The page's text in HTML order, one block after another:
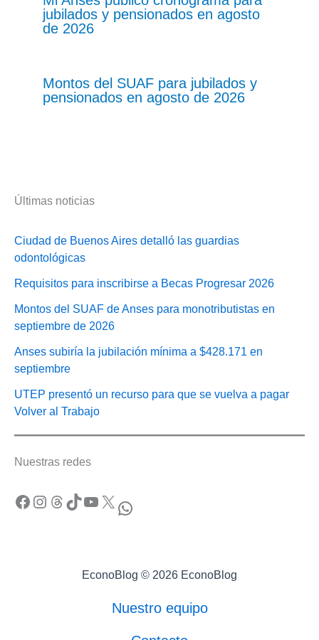
jubilados y pensionados en agosto
de 2026
Montos del SUAF para jubilados y
pensionados en agosto de 2026
Últimas noticias
Ciudad de Buenos Aires detalló las guardias
odontológicas
Requisitos para inscribirse a Becas Progresar 2026
Montos del SUAF de Anses para monotributistas en
septiembre de 2026
Anses subiría la jubilación mínima a $428.171 en
septiembre
UTEP presentó un recurso para que se vuelva a pagar
Volver al Trabajo
Nuestras redes
Facebook Instagram Threads TikTok YouTube X WhatsApp
EconoBlog © 2026 EconoBlog
Nuestro equipo